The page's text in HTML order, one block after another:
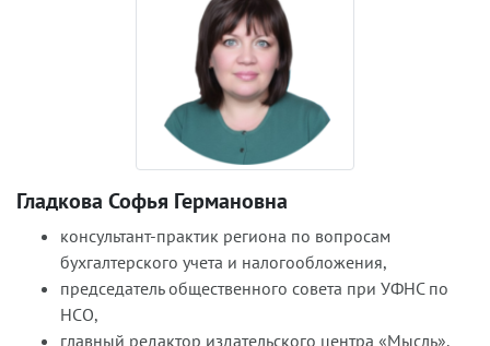
Гладкова Софья Германовна
консультант-практик региона по вопросам
бухгалтерского учета и налогообложения,
председатель общественного совета при УФНС по
НСО,
главный редактор издательского центра «Мысль».